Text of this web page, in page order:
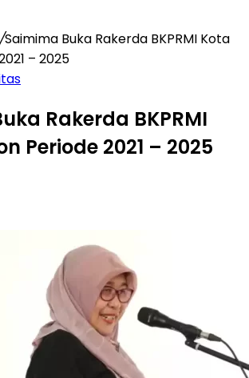
/Saimima Buka Rakerda BKPRMI Kota
– 2025
Rakerda BKPRMI
Periode 2021 – 2025